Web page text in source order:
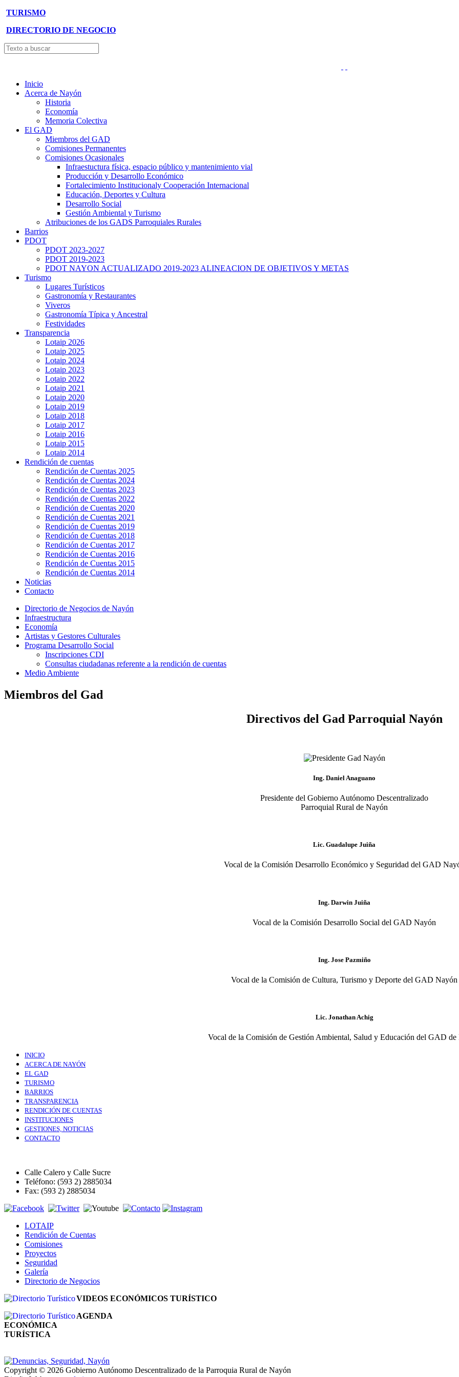
TURISMO
DIRECTORIO DE NEGOCIO
Inicio
Acerca de Nayón
Historia
Economía
Memoria Colectiva
El GAD
Miembros del GAD
Comisiones Permanentes
Comisiones Ocasionales
Infraestuctura física, espacio público y mantenimiento vial
Producción y Desarrollo Económico
Fortalecimiento Institucionaly Cooperación Internacional
Educación, Deportes y Cultura
Desarrollo Social
Gestión Ambiental y Turismo
Atribuciones de los GADS Parroquiales Rurales
Barrios
PDOT
PDOT 2023-2027
PDOT 2019-2023
PDOT NAYON ACTUALIZADO 2019-2023 ALINEACION DE OBJETIVOS Y METAS
Turismo
Lugares Turísticos
Gastronomía y Restaurantes
Viveros
Gastronomía Típica y Ancestral
Festividades
Transparencia
Lotaip 2026
Lotaip 2025
Lotaip 2024
Lotaip 2023
Lotaip 2022
Lotaip 2021
Lotaip 2020
Lotaip 2019
Lotaip 2018
Lotaip 2017
Lotaip 2016
Lotaip 2015
Lotaip 2014
Rendición de cuentas
Rendición de Cuentas 2025
Rendición de Cuentas 2024
Rendición de Cuentas 2023
Rendición de Cuentas 2022
Rendición de Cuentas 2020
Rendición de Cuentas 2021
Rendición de Cuentas 2019
Rendición de Cuentas 2018
Rendición de Cuentas 2017
Rendición de Cuentas 2016
Rendición de Cuentas 2015
Rendición de Cuentas 2014
Noticias
Contacto
Directorio de Negocios de Nayón
Infraestructura
Economía
Artistas y Gestores Culturales
Programa Desarrollo Social
Inscripciones CDI
Consultas ciudadanas referente a la rendición de cuentas
Medio Ambiente
Miembros del Gad
Directivos del Gad Parroquial Nayón
Ing. Daniel Anaguano
Presidente del Gobierno Autónomo Descentralizado
Parroquial Rural de Nayón
Lic. Guadalupe Juiña
Vocal de la Comisión Desarrollo Económico y Seguridad del GAD
Ing. Darwin Juiña
Vocal de la Comisión Desarrollo Social del GAD Nayón
Ing. Jose Pazmiño
Vocal de la Comisión de Cultura, Turismo y Deporte del GAD Nayón
Lic. Jonathan Achig
Vocal de la Comisión de Gestión Ambiental, Salud y Educación del GAD de
INICIO
ACERCA DE NAYÓN
EL GAD
TURISMO
BARRIOS
TRANSPARENCIA
RENDICIÓN DE CUENTAS
INSTITUCIONES
GESTIONES, NOTICIAS
CONTACTO
Calle Calero y Calle Sucre
Teléfono: (593 2) 2885034
Fax: (593 2) 2885034
LOTAIP
Rendición de Cuentas
Comisiones
Proyectos
Seguridad
Galería
Directorio de Negocios
VIDEOS ECONÓMICOS TURÍSTICO
AGENDA
ECONÓMICA
TURÍSTICA
Copyright © 2026 Gobierno Autónomo Descentralizado de la Parroquia Rural de Nayón